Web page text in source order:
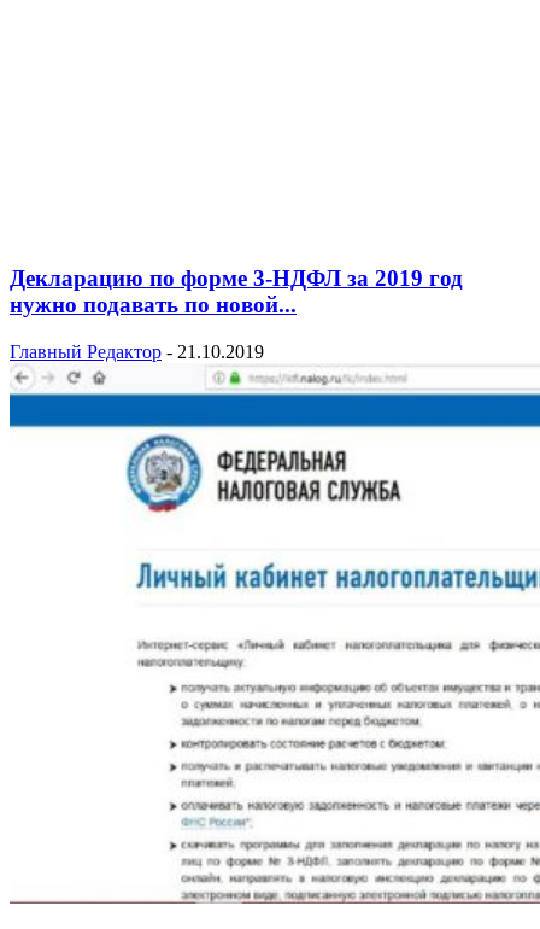
Декларацию по форме 3-НДФЛ за 2019 год
нужно подавать по новой...
Главный Редактор - 21.10.2019